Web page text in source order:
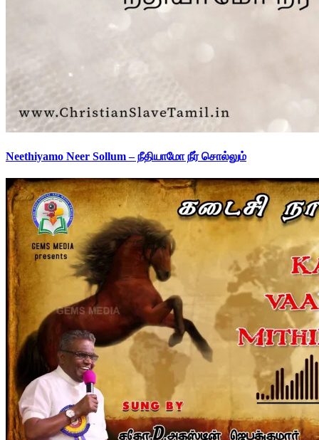
Neethiyamo Neer Sollum – நீதியாமோ நீர் சொல்லும்